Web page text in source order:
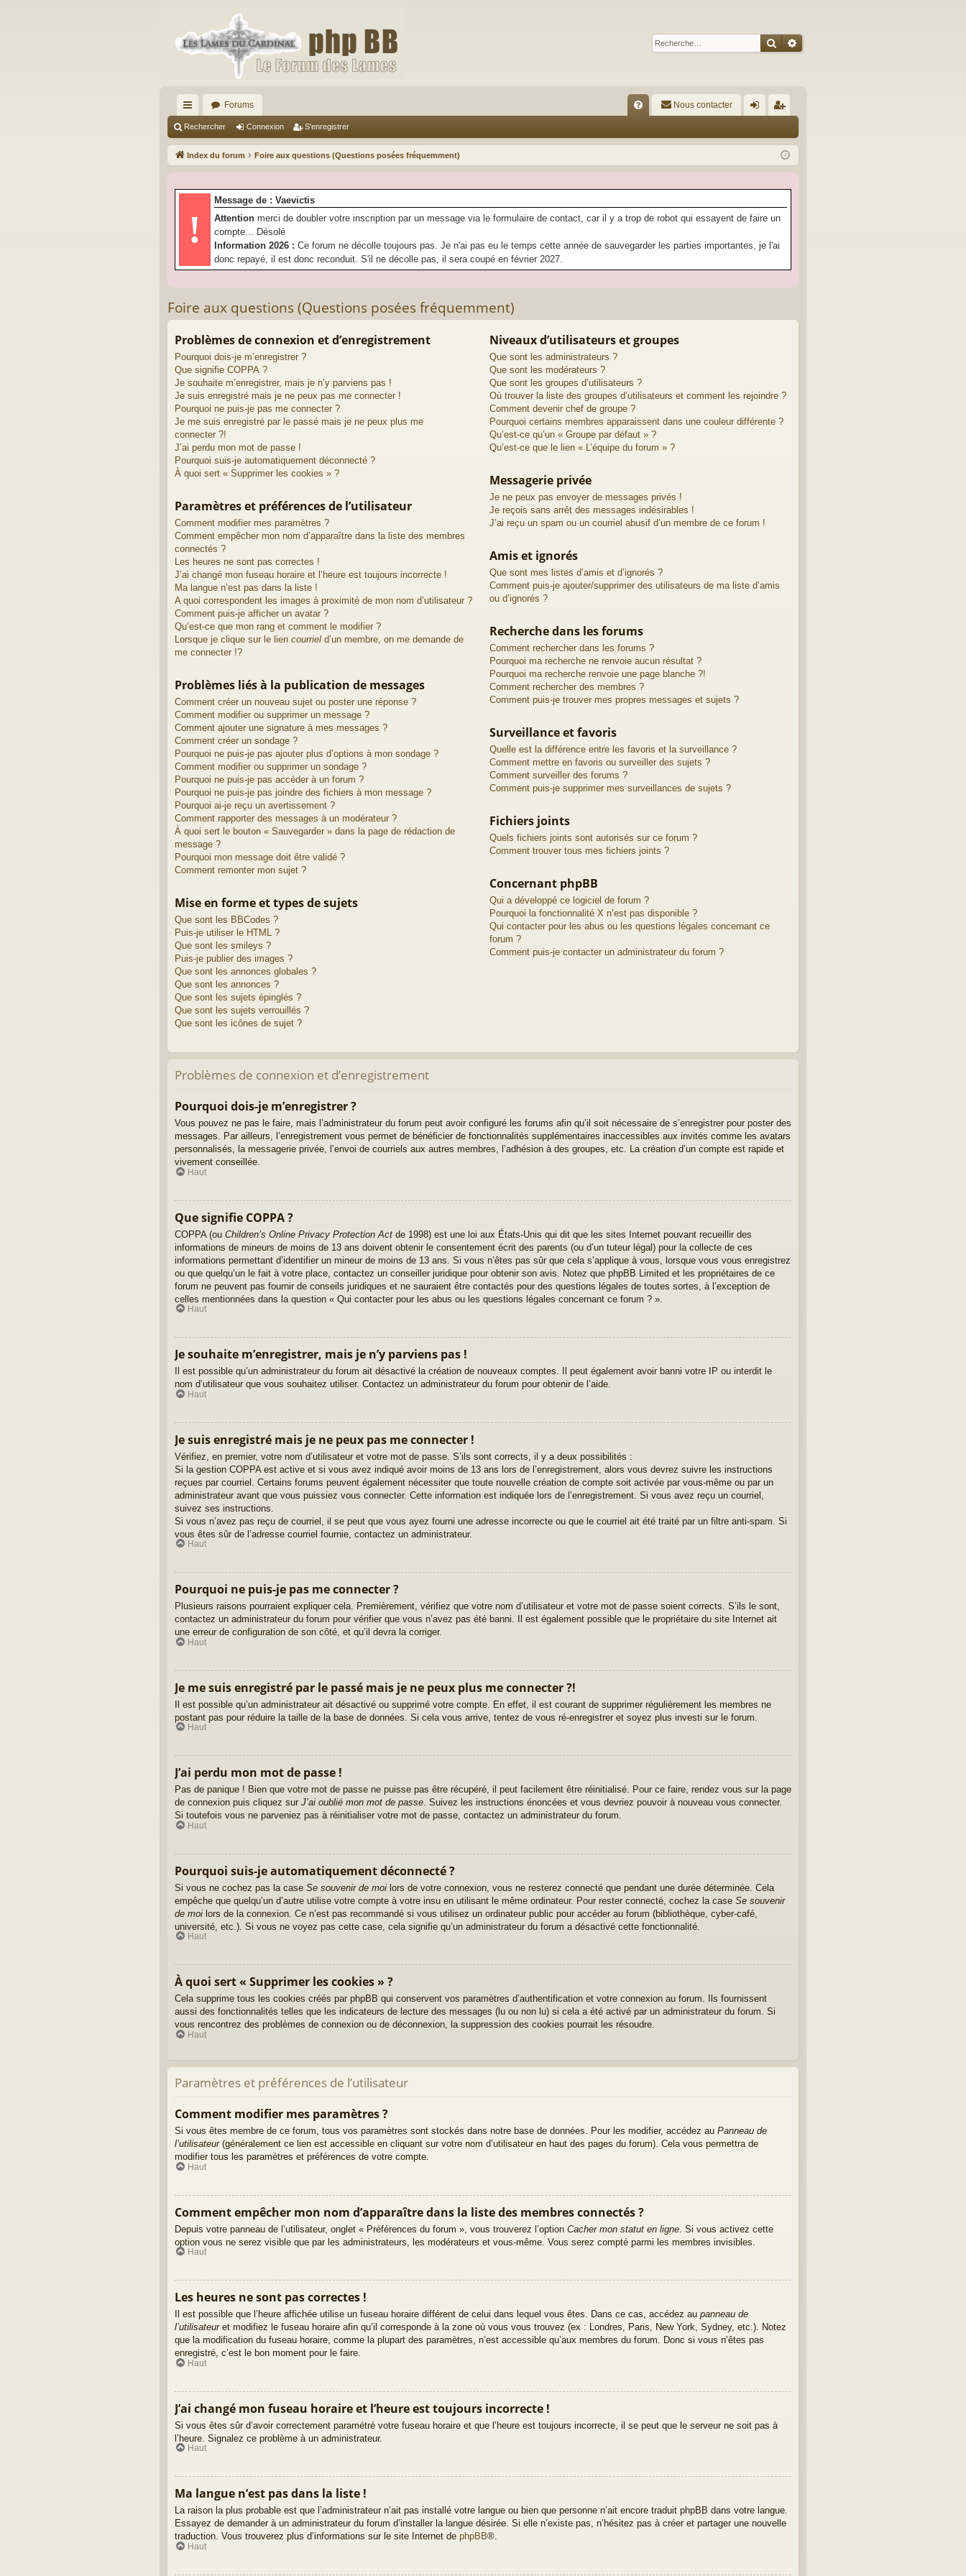
Rechercher
Recherche avancée
cc
ès
pi
Forums
Q
Nous contacter
ne
on
nr
ist
Rechercher Connexion S’enregistrer
Index du forum Foire aux questions (Questions posées fréquemment)
!
Message de : Vaevictis
Attention merci de doubler votre inscription par un message via le formulaire de contact, car il y a trop de robot qui essayent de faire un
compte... Désolé
Information 2026 : Ce forum ne décolle toujours pas. Je n'ai pas eu le temps cette année de sauvegarder les parties importantes, je l'ai
donc repayé, il est donc reconduit. S'il ne décolle pas, il sera coupé en février 2027.
Foire aux questions (Questions posées fréquemment)
Problèmes de connexion et d’enregistrement
Pourquoi dois-je m’enregistrer ?
Que signifie COPPA ?
Je souhaite m’enregistrer, mais je n’y parviens pas !
Je suis enregistré mais je ne peux pas me connecter !
Pourquoi ne puis-je pas me connecter ?
Je me suis enregistré par le passé mais je ne peux plus me
connecter ?!
J’ai perdu mon mot de passe !
Pourquoi suis-je automatiquement déconnecté ?
À quoi sert « Supprimer les cookies » ?
Paramètres et préférences de l’utilisateur
Comment modifier mes paramètres ?
Comment empêcher mon nom d’apparaître dans la liste des membres
connectés ?
Les heures ne sont pas correctes !
J’ai changé mon fuseau horaire et l’heure est toujours incorrecte !
Ma langue n’est pas dans la liste !
A quoi correspondent les images à proximité de mon nom d’utilisateur ?
Comment puis-je afficher un avatar ?
Qu’est-ce que mon rang et comment le modifier ?
Lorsque je clique sur le lien courriel d’un membre, on me demande de
me connecter !?
Problèmes liés à la publication de messages
Comment créer un nouveau sujet ou poster une réponse ?
Comment modifier ou supprimer un message ?
Comment ajouter une signature à mes messages ?
Comment créer un sondage ?
Pourquoi ne puis-je pas ajouter plus d’options à mon sondage ?
Comment modifier ou supprimer un sondage ?
Pourquoi ne puis-je pas accéder à un forum ?
Pourquoi ne puis-je pas joindre des fichiers à mon message ?
Pourquoi ai-je reçu un avertissement ?
Comment rapporter des messages à un modérateur ?
À quoi sert le bouton « Sauvegarder » dans la page de rédaction de
message ?
Pourquoi mon message doit être validé ?
Comment remonter mon sujet ?
Mise en forme et types de sujets
Que sont les BBCodes ?
Puis-je utiliser le HTML ?
Que sont les smileys ?
Puis-je publier des images ?
Que sont les annonces globales ?
Que sont les annonces ?
Que sont les sujets épinglés ?
Que sont les sujets verrouillés ?
Que sont les icônes de sujet ?
Niveaux d’utilisateurs et groupes
Que sont les administrateurs ?
Que sont les modérateurs ?
Que sont les groupes d’utilisateurs ?
Où trouver la liste des groupes d’utilisateurs et comment les rejoindre ?
Comment devenir chef de groupe ?
Pourquoi certains membres apparaissent dans une couleur différente ?
Qu’est-ce qu’un « Groupe par défaut » ?
Qu’est-ce que le lien « L’équipe du forum » ?
Messagerie privée
Je ne peux pas envoyer de messages privés !
Je reçois sans arrêt des messages indésirables !
J’ai reçu un spam ou un courriel abusif d’un membre de ce forum !
Amis et ignorés
Que sont mes listes d’amis et d’ignorés ?
Comment puis-je ajouter/supprimer des utilisateurs de ma liste d’amis
ou d’ignorés ?
Recherche dans les forums
Comment rechercher dans les forums ?
Pourquoi ma recherche ne renvoie aucun résultat ?
Pourquoi ma recherche renvoie une page blanche ?!
Comment rechercher des membres ?
Comment puis-je trouver mes propres messages et sujets ?
Surveillance et favoris
Quelle est la différence entre les favoris et la surveillance ?
Comment mettre en favoris ou surveiller des sujets ?
Comment surveiller des forums ?
Comment puis-je supprimer mes surveillances de sujets ?
Fichiers joints
Quels fichiers joints sont autorisés sur ce forum ?
Comment trouver tous mes fichiers joints ?
Concernant phpBB
Qui a développé ce logiciel de forum ?
Pourquoi la fonctionnalité X n’est pas disponible ?
Qui contacter pour les abus ou les questions légales concernant ce
forum ?
Comment puis-je contacter un administrateur du forum ?
Problèmes de connexion et d’enregistrement
Pourquoi dois-je m’enregistrer ?
Vous pouvez ne pas le faire, mais l’administrateur du forum peut avoir configuré les forums afin qu’il soit nécessaire de s’enregistrer pour poster des
messages. Par ailleurs, l’enregistrement vous permet de bénéficier de fonctionnalités supplémentaires inaccessibles aux invités comme les avatars
personnalisés, la messagerie privée, l’envoi de courriels aux autres membres, l’adhésion à des groupes, etc. La création d’un compte est rapide et
vivement conseillée.
Haut
Que signifie COPPA ?
COPPA (ou Children’s Online Privacy Protection Act de 1998) est une loi aux États-Unis qui dit que les sites Internet pouvant recueillir des
informations de mineurs de moins de 13 ans doivent obtenir le consentement écrit des parents (ou d’un tuteur légal) pour la collecte de ces
informations permettant d’identifier un mineur de moins de 13 ans. Si vous n’êtes pas sûr que cela s’applique à vous, lorsque vous vous enregistrez
ou que quelqu’un le fait à votre place, contactez un conseiller juridique pour obtenir son avis. Notez que phpBB Limited et les propriétaires de ce
forum ne peuvent pas fournir de conseils juridiques et ne sauraient être contactés pour des questions légales de toutes sortes, à l’exception de
celles mentionnées dans la question « Qui contacter pour les abus ou les questions légales concernant ce forum ? ».
Haut
Je souhaite m’enregistrer, mais je n’y parviens pas !
Il est possible qu’un administrateur du forum ait désactivé la création de nouveaux comptes. Il peut également avoir banni votre IP ou interdit le
nom d’utilisateur que vous souhaitez utiliser. Contactez un administrateur du forum pour obtenir de l’aide.
Haut
Je suis enregistré mais je ne peux pas me connecter !
Vérifiez, en premier, votre nom d’utilisateur et votre mot de passe. S’ils sont corrects, il y a deux possibilités :
Si la gestion COPPA est active et si vous avez indiqué avoir moins de 13 ans lors de l’enregistrement, alors vous devrez suivre les instructions
reçues par courriel. Certains forums peuvent également nécessiter que toute nouvelle création de compte soit activée par vous-même ou par un
administrateur avant que vous puissiez vous connecter. Cette information est indiquée lors de l’enregistrement. Si vous avez reçu un courriel,
suivez ses instructions.
Si vous n’avez pas reçu de courriel, il se peut que vous ayez fourni une adresse incorrecte ou que le courriel ait été traité par un filtre anti-spam. Si
vous êtes sûr de l’adresse courriel fournie, contactez un administrateur.
Haut
Pourquoi ne puis-je pas me connecter ?
Plusieurs raisons pourraient expliquer cela. Premièrement, vérifiez que votre nom d’utilisateur et votre mot de passe soient corrects. S’ils le sont,
contactez un administrateur du forum pour vérifier que vous n’avez pas été banni. Il est également possible que le propriétaire du site Internet ait
une erreur de configuration de son côté, et qu’il devra la corriger.
Haut
Je me suis enregistré par le passé mais je ne peux plus me connecter ?!
Il est possible qu’un administrateur ait désactivé ou supprimé votre compte. En effet, il est courant de supprimer régulièrement les membres ne
postant pas pour réduire la taille de la base de données. Si cela vous arrive, tentez de vous ré-enregistrer et soyez plus investi sur le forum.
Haut
J’ai perdu mon mot de passe !
Pas de panique ! Bien que votre mot de passe ne puisse pas être récupéré, il peut facilement être réinitialisé. Pour ce faire, rendez vous sur la page
de connexion puis cliquez sur J’ai oublié mon mot de passe. Suivez les instructions énoncées et vous devriez pouvoir à nouveau vous connecter.
Si toutefois vous ne parveniez pas à réinitialiser votre mot de passe, contactez un administrateur du forum.
Haut
Pourquoi suis-je automatiquement déconnecté ?
Si vous ne cochez pas la case Se souvenir de moi lors de votre connexion, vous ne resterez connecté que pendant une durée déterminée. Cela
empêche que quelqu’un d’autre utilise votre compte à votre insu en utilisant le même ordinateur. Pour rester connecté, cochez la case Se souvenir
de moi lors de la connexion. Ce n’est pas recommandé si vous utilisez un ordinateur public pour accéder au forum (bibliothèque, cyber-café,
université, etc.). Si vous ne voyez pas cette case, cela signifie qu’un administrateur du forum a désactivé cette fonctionnalité.
Haut
À quoi sert « Supprimer les cookies » ?
Cela supprime tous les cookies créés par phpBB qui conservent vos paramètres d’authentification et votre connexion au forum. Ils fournissent
aussi des fonctionnalités telles que les indicateurs de lecture des messages (lu ou non lu) si cela a été activé par un administrateur du forum. Si
vous rencontrez des problèmes de connexion ou de déconnexion, la suppression des cookies pourrait les résoudre.
Haut
Paramètres et préférences de l’utilisateur
Comment modifier mes paramètres ?
Si vous êtes membre de ce forum, tous vos paramètres sont stockés dans notre base de données. Pour les modifier, accédez au Panneau de
l’utilisateur(généralement ce lien est accessible en cliquant sur votre nom d’utilisateur en haut des pages du forum). Cela vous permettra de
modifier tous les paramètres et préférences de votre compte.
Haut
Comment empêcher mon nom d’apparaître dans la liste des membres connectés ?
Depuis votre panneau de l’utilisateur, onglet « Préférences du forum », vous trouverez l’option Cacher mon statut en ligne . Si vous activez cette
option vous ne serez visible que par les administrateurs, les modérateurs et vous-même. Vous serez compté parmi les membres invisibles.
Haut
Les heures ne sont pas correctes !
Il est possible que l’heure affichée utilise un fuseau horaire différent de celui dans lequel vous êtes. Dans ce cas, accédez au panneau de
l’utilisateuret modifiez le fuseau horaire afin qu’il corresponde à la zone où vous vous trouvez (ex : Londres, Paris, New York, Sydney, etc.). Notez
que la modification du fuseau horaire, comme la plupart des paramètres, n’est accessible qu’aux membres du forum. Donc si vous n’êtes pas
enregistré, c’est le bon moment pour le faire.
Haut
J’ai changé mon fuseau horaire et l’heure est toujours incorrecte !
Si vous êtes sûr d’avoir correctement paramétré votre fuseau horaire et que l’heure est toujours incorrecte, il se peut que le serveur ne soit pas à
l’heure. Signalez ce problème à un administrateur.
Haut
Ma langue n’est pas dans la liste !
La raison la plus probable est que l’administrateur n’ait pas installé votre langue ou bien que personne n’ait encore traduit phpBB dans votre langue.
Essayez de demander à un administrateur du forum d’installer la langue désirée. Si elle n’existe pas, n’hésitez pas à créer et partager une nouvelle
traduction. Vous trouverez plus d’informations sur le site Internet de phpBB®.
Haut